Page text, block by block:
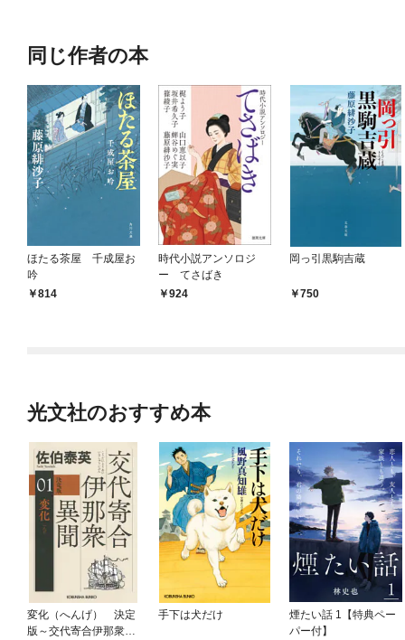
同じ作者の本
ほたる茶屋 千成屋お
吟
814
時代小説アンソロジ
ー てさばき
924
岡っ引黒駒吉蔵
750
光文社のおすすめ本
変化（へんげ） 決定
版～交代寄合伊那衆異
手下は犬だけ
煙たい話 1【特典ペー
パー付】